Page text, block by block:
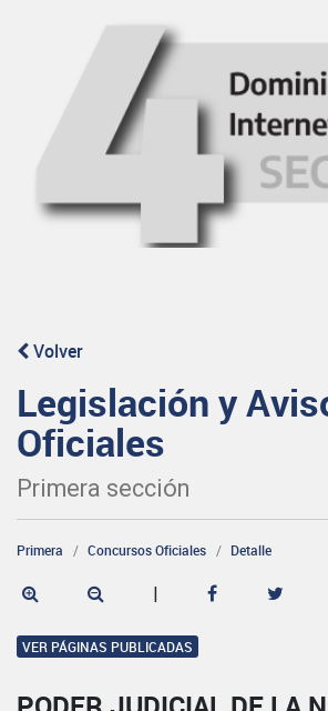
Volver
Legislación y
Oficiales
Primera sección
Primera Concursos Oficiales Detalle
|
VER PÁGINAS PUBLICADAS